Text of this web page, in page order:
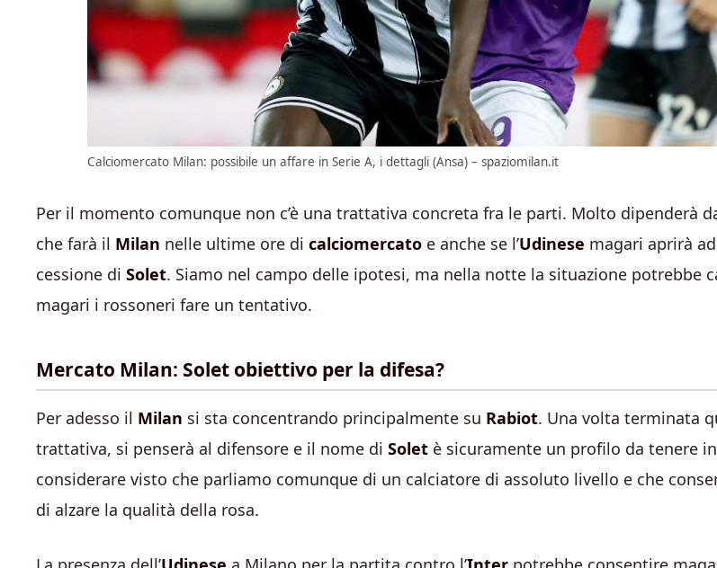
Calciomercato Milan: possibile un affare in Serie A, i dettagli (Ansa) – spaziomilan.it
Per il momento comunque non c’è una trattativa concreta fra le parti. Molto dipenderà
che farà il Milan nelle ultime ore di calciomercato e anche se l’Udinese magari aprirà
cessione di Solet. Siamo nel campo delle ipotesi, ma nella notte la situazione potrebbe
magari i rossoneri fare un tentativo.
Mercato Milan: Solet obiettivo per la difesa?
Per adesso il Milan si sta concentrando principalmente su Rabiot. Una volta terminata
trattativa, si penserà al difensore e il nome di Solet è sicuramente un profilo da tenere in
considerare visto che parliamo comunque di un calciatore di assoluto livello e che
di alzare la qualità della rosa.